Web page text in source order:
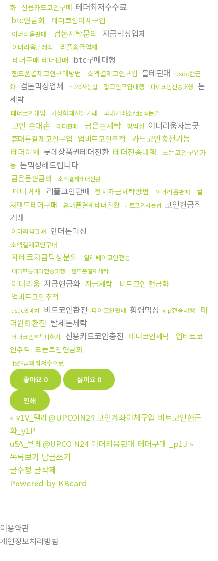
화 신용카드코인구매 테더최저수수료
btc현금화
테더코인이체구입
이더리움판매 검돈세탁문의 자금믹싱업체
이더리움클레식 리플송금업체
테더구매 테더판매 btc구매대행
핸드폰결제코인구매방법 소액결제코인구입 블테판매 usdc현금
화 검돈믹싱업체 trc20사는법 잡코인구입대행 파이코인전송대행
돈
세탁
테더코인매입 가상화폐선물거래 국내거래소fds뚫는법
코인 손대손 테더판매 금은돈세탁 핑믹싱 이더리움사는곳
휴대폰결제코인구입 업비트코인추적
카드코인충전가능
테더이체 롯데상품권테더전환 테더전송대행
모든코인구입가
능 돈믹싱해드립니다
금은돈현금화 소액결제테더전환
테더거래 리플코인판매 정치자금세탁방법 이더리움판매
컬
쳐랜드테더구매 휴대폰결제테더전환 비트코인사는법 코인현금직
거래
이더리움판매 언더돈믹싱
소액결제코인구매
재테크자금믹싱문의 알리페이코인전송
테더무통테더전송대행 핸드폰결제세탁
이더리움 자금현금화 자금세탁
비트코인 현금화
업비트코인추적
usdc판매처 비트코인환전 파이코인판매 횡령믹싱 xrp전송대행
태
더원화환전 탈세돈세탁
테더코인추척피하기 신용카드코인충전 테더코인세탁
업비트코
인추적 모든코인현금화
fx현금화최저수수료
좋아요 0 싫어요 0
인쇄
« v1V_텔레@UPCOIN24 코인계좌이체구입 비트코인현금
화_y1P
u5A_텔레@UPCOIN24 이더리움판매 테더구매 _p1J »
목록보기 답글쓰기
글수정 글삭제
Powered by KBoard
이용약관
개인정보처리방침